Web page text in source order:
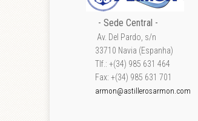
- Sede Central -
Av. Del Pardo, s/n
33710 Navia (Espanha)
Tlf.: +(34) 985 631 464
Fax: +(34) 985 631 701
armon@astillerosarmon.com